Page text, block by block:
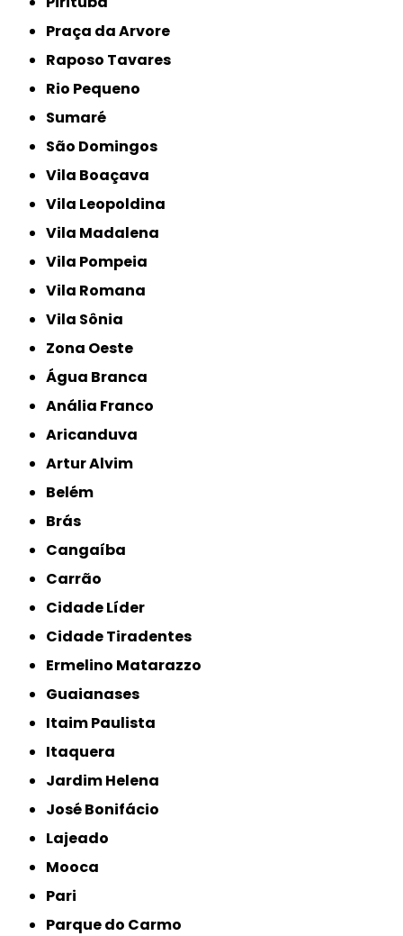
Praça da Arvore
Raposo Tavares
Rio Pequeno
Sumaré
São Domingos
Vila Boaçava
Vila Leopoldina
Vila Madalena
Vila Pompeia
Vila Romana
Vila Sônia
Zona Oeste
Água Branca
Anália Franco
Aricanduva
Artur Alvim
Belém
Brás
Cangaíba
Carrão
Cidade Líder
Cidade Tiradentes
Ermelino Matarazzo
Guaianases
Itaim Paulista
Itaquera
Jardim Helena
José Bonifácio
Lajeado
Mooca
Pari
Parque do Carmo